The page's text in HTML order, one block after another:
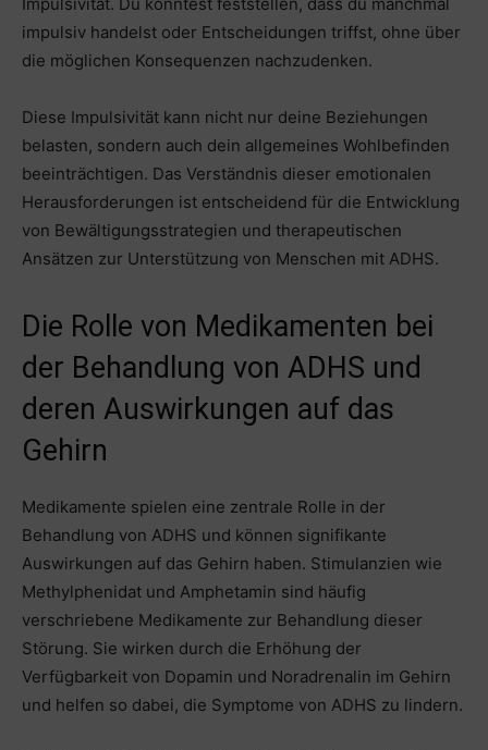
Impulsivität. Du könntest feststellen, dass du manchmal
impulsiv handelst oder Entscheidungen triffst, ohne über
die möglichen Konsequenzen nachzudenken.
Diese Impulsivität kann nicht nur deine Beziehungen
belasten, sondern auch dein allgemeines Wohlbefinden
beeinträchtigen. Das Verständnis dieser emotionalen
Herausforderungen ist entscheidend für die Entwicklung
von Bewältigungsstrategien und therapeutischen
Ansätzen zur Unterstützung von Menschen mit ADHS.
Die Rolle von Medikamenten bei
der Behandlung von ADHS und
deren Auswirkungen auf das
Gehirn
Medikamente spielen eine zentrale Rolle in der
Behandlung von ADHS und können signifikante
Auswirkungen auf das Gehirn haben. Stimulanzien wie
Methylphenidat und Amphetamin sind häufig
verschriebene Medikamente zur Behandlung dieser
Störung. Sie wirken durch die Erhöhung der
Verfügbarkeit von Dopamin und Noradrenalin im Gehirn
und helfen so dabei, die Symptome von ADHS zu lindern.